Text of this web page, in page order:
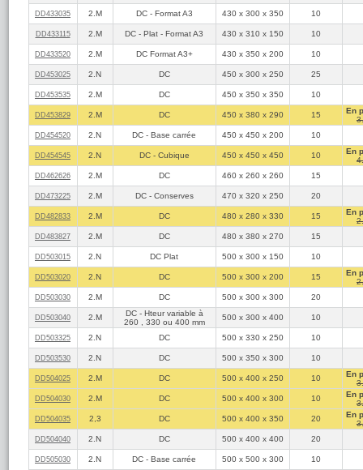
DD433035 2.M DC - Format A3 430 x 300 x 350 10
DD433115 2.M DC - Plat - Format A3 430 x 310 x 150 10
DD433520 2.M DC Format A3+ 430 x 350 x 200 10
DD453025 2.N DC 450 x 300 x 250 25
DD453535 2.M DC 450 x 350 x 350 10
DD453829 2.M DC 450 x 380 x 290 15
En
DD454520 2.N DC - Base carrée 450 x 450 x 200 10
DD454545 2.N DC - Cubique 450 x 450 x 450 10
En
DD462626 2.M DC 460 x 260 x 260 15
DD473225 2.M DC - Conserves 470 x 320 x 250 20
DD482833 2.M DC 480 x 280 x 330 15
En
DD483827 2.M DC 480 x 380 x 270 15
DD503015 2.N DC Plat 500 x 300 x 150 10
DD503020 2.N DC 500 x 300 x 200 15
En
DD503030 2.M DC 500 x 300 x 300 20
DD503040 2.M
DC - Hteur variable à
260 , 330 ou 400 mm
500 x 300 x 400 10
DD503325 2.N DC 500 x 330 x 250 10
DD503530 2.N DC 500 x 350 x 300 10
DD504025 2.M DC 500 x 400 x 250 10
En
DD504030 2.M DC 500 x 400 x 300 10
En
DD504035 2,3 DC 500 x 400 x 350 20
En
DD504040 2.N DC 500 x 400 x 400 20
DD505030 2.N DC - Base carrée 500 x 500 x 300 10